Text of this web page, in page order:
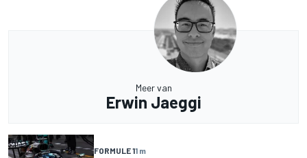
Meer van
Erwin Jaeggi
FORMULE 11 m